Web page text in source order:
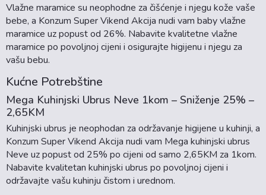
Vlažne maramice su neophodne za čišćenje i njegu kože vaše
bebe, a Konzum Super Vikend Akcija nudi vam baby vlažne
maramice uz popust od 26%. Nabavite kvalitetne vlažne
maramice po povoljnoj cijeni i osigurajte higijenu i njegu za
vašu bebu.
Kućne Potrebštine
Mega Kuhinjski Ubrus Neve 1kom – Sniženje 25% –
2,65KM
Kuhinjski ubrus je neophodan za održavanje higijene u kuhinji, a
Konzum Super Vikend Akcija nudi vam Mega kuhinjski ubrus
Neve uz popust od 25% po cijeni od samo 2,65KM za 1kom.
Nabavite kvalitetan kuhinjski ubrus po povoljnoj cijeni i
održavajte vašu kuhinju čistom i urednom.